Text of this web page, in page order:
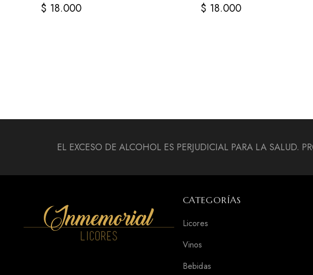
$ 18.000 $ 18.000
EL EXCESO DE ALCOHOL ES PERJUDICIAL PARA LA SALUD.
CATEGORÍAS
Licores
Vinos
Bebidas